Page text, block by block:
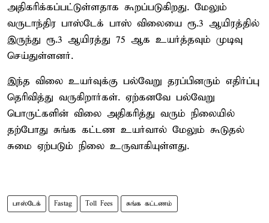
அதிகரிக்கப்பட்டுள்ளதாக கூறப்படுகிறது. மேலும்
வருடாந்திர பாஸ்டேக் பாஸ் விலையை ரூ.3 ஆயிரத்தில்
இருந்து ரூ.3 ஆயிரத்து 75 ஆக உயர்த்தவும் முடிவு
செய்துள்ளனர்.
இந்த விலை உயர்வுக்கு பல்வேறு தரப்பினரும் எதிர்ப்பு
தெரிவித்து வருகிறார்கள். ஏற்கனவே பல்வேறு
பொருட்களின் விலை அதிகரித்து வரும் நிலையில்
தற்போது சுங்க கட்டண உயர்வால் மேலும் கூடுதல்
சுமை ஏற்படும் நிலை உருவாகியுள்ளது.
பாஸ்டேக் Fastag Toll Fees சுங்க கட்டணம்